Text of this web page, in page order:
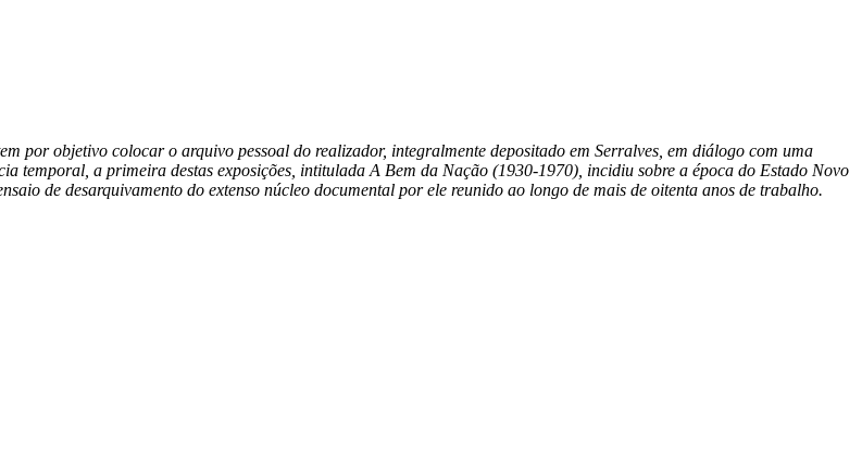
por objetivo colocar o arquivo pessoal do realizador, integralmente depositado em Serralves, em diálogo com uma
temporal, a primeira destas exposições, intitulada A Bem da Nação (1930-1970), incidiu sobre a época do Estado Novo
de desarquivamento do extenso núcleo documental por ele reunido ao longo de mais de oitenta anos de trabalho.